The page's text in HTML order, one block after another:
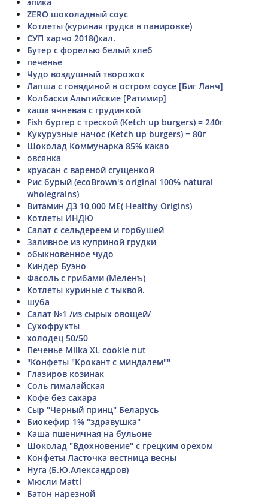
ZERO шоколадный соус
Котлеты (куриная грудка в панировке)
СУП харчо 2018()кал.
Бутер с форелью белый хлеб
печенье
Чудо воздушный творожок
Лапша с говядиной в остром соусе [Биг Ланч]
Колбаски Альпийские [Ратимир]
каша ячневая с грудинкой
Fish бургер с треской (Ketch up burgers) = 240г
Кукурузные начос (Ketch up burgers) = 80г
Шоколад Коммунарка 85% какао
овсянка
круасан с вареной сгущенкой
Рис бурый (ecoBrown's original 100% natural
wholegrains)
Витамин Д3 10,000 МЕ( Healthy Origins)
Котлеты ИНДЮ
Салат с сельдереем и горбушей
Заливное из куприной грудки
обыкновенное чудо
Киндер Буэно
Фасоль с грибами (Меленъ)
Котлеты куриные с тыквой.
шуба
Салат №1 /из сырых овощей/
Сухофрукты
холодец 50/50
Печенье Milka XL cookie nut
"Конфеты "Крокант с миндалем""
Глазиров козинак
Соль гималайская
Кофе без сахара
Сыр "Черный принц" Беларусь
Биокефир 1% "здравушка"
Каша пшеничная на бульоне
Шоколад "Вдохновение" с грецким орехом
Конфеты Ласточка вестница весны
Нуга (Б.Ю.Александров)
Мюсли Matti
Батон нарезной